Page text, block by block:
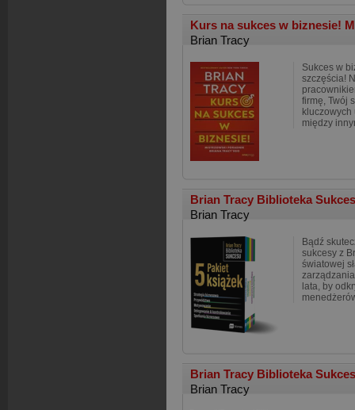
Kurs na sukces w biznesie!
Brian Tracy
Sukces w
szczęścia!
firmę, Twój
między
Brian Tracy Biblioteka
Brian Tracy
Bądź
sukcesy z
światowej
lata, by
Brian Tracy Biblioteka
Brian Tracy